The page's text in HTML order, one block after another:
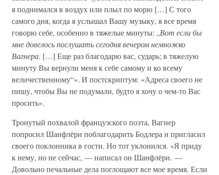
я поднимался в воздух или плыл по морю […] С того
самого дня, когда я услышал Вашу музыку, я все время
говорю себе, особенно в тяжелые минуты: „Вот если бы
мне довелось послушать сегодня вечером немножко
Вагнера. […] Еще раз благодарю вас, сударь; в тяжелую
минуту Вы вернули меня к себе самому и ко всему
величественному“». И постскриптум: «Адреса своего не
пишу, чтобы Вы не подумали, будто я хочу о чем-то Вас
просить».
Тронутый похвалой французского поэта, Вагнер
попросил Шанфлёри поблагодарить Бодлера и пригласил
своего поклонника в гости. Но тот уклонился. «Я приду
к нему, но не сейчас, — написал он Шанфлёри. —
Довольно печальные дела поглощают все мое время. Если